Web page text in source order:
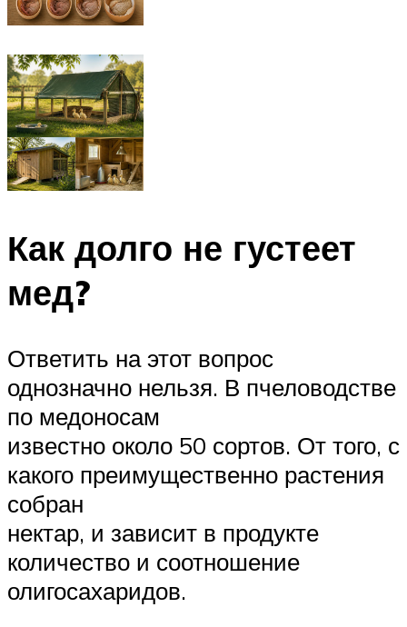
Как долго не густеет
мед?
Ответить на этот вопрос
однозначно нельзя. В пчеловодстве
по медоносам
известно около 50 сортов. От того, с
какого преимущественно растения
собран
нектар, и зависит в продукте
количество и соотношение
олигосахаридов.